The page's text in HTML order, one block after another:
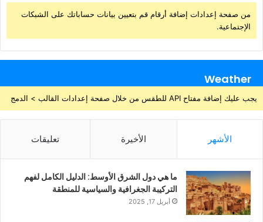
من صفحة إعدادات إضافة أرقام قم بتعيين بيانات حساباتك على الشبكات
الإجتماعية.
Weather
يجب عليك إضافة مفتاح API للطقس من خلال صفحة إعدادات القالب > الدمج
الأشهر الأخيرة تعليقات
ما هي دول الشرق الأوسط: الدليل الكامل لفهم
التركيبة الجغرافية والسياسية للمنطقة
أبريل 17, 2025